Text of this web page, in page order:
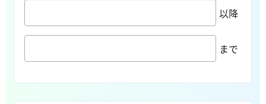
以降
まで